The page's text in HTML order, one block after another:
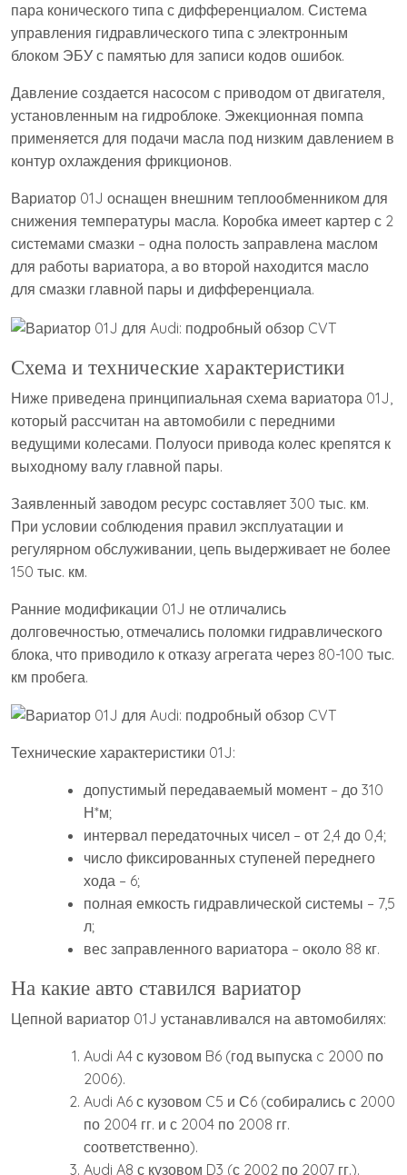
пара конического типа с дифференциалом. Система
управления гидравлического типа с электронным
блоком ЭБУ с памятью для записи кодов ошибок.
Давление создается насосом с приводом от двигателя,
установленным на гидроблоке. Эжекционная помпа
применяется для подачи масла под низким давлением в
контур охлаждения фрикционов.
Вариатор 01J оснащен внешним теплообменником для
снижения температуры масла. Коробка имеет картер с 2
системами смазки – одна полость заправлена маслом
для работы вариатора, а во второй находится масло
для смазки главной пары и дифференциала.
Схема и технические характеристики
Ниже приведена принципиальная схема вариатора 01J,
который рассчитан на автомобили с передними
ведущими колесами. Полуоси привода колес крепятся к
выходному валу главной пары.
Заявленный заводом ресурс составляет 300 тыс. км.
При условии соблюдения правил эксплуатации и
регулярном обслуживании, цепь выдерживает не более
150 тыс. км.
Ранние модификации 01J не отличались
долговечностью, отмечались поломки гидравлического
блока, что приводило к отказу агрегата через 80-100 тыс.
км пробега.
Технические характеристики 01J:
допустимый передаваемый момент – до 310
Н*м;
интервал передаточных чисел – от 2,4 до 0,4;
число фиксированных ступеней переднего
хода – 6;
полная емкость гидравлической системы – 7,5
л;
вес заправленного вариатора – около 88 кг.
На какие авто ставился вариатор
Цепной вариатор 01J устанавливался на автомобилях:
Audi A4 с кузовом B6 (год выпуска c 2000 по
2006).
Audi A6 с кузовом C5 и С6 (собирались с 2000
по 2004 гг. и с 2004 по 2008 гг.
соответственно).
Audi A8 с кузовом D3 (с 2002 по 2007 гг.).